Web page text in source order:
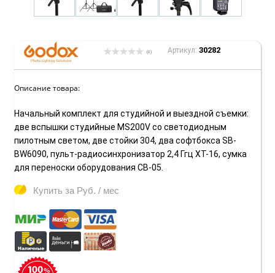
(0) Артикул: 30282
Описание товара:
Начальный комплект для студийной и выездной съемки:
две вспышки студийные MS200V со светодиодным
пилотным светом, две стойки 304, два софтбокса SB-
BW6090, пульт-радиосинхронизатор 2,4 Ггц XT-16, сумка
для переноски оборудования CB-05.
Купить за Руб. / мес